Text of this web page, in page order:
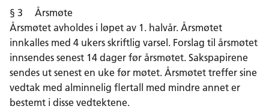
§ 3 Årsmøte
Årsmøtet avholdes i løpet av 1. halvår. Årsmøtet
innkalles med 4 ukers skriftlig varsel. Forslag til årsmøtet
innsendes senest 14 dager før årsmøtet. Sakspapirene
sendes ut senest en uke før møtet. Årsmøtet treffer sine
vedtak med alminnelig flertall med mindre annet er
bestemt i disse vedtektene.